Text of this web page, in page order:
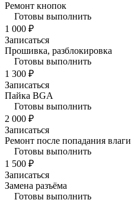
Ремонт кнопок
Готовы выполнить
1 000 ₽
Записаться
Прошивка, разблокировка
Готовы выполнить
1 300 ₽
Записаться
Пайка BGA
Готовы выполнить
2 000 ₽
Записаться
Ремонт после попадания влаги
Готовы выполнить
1 500 ₽
Записаться
Замена разъёма
Готовы выполнить